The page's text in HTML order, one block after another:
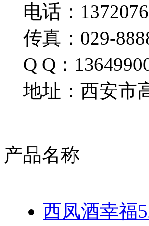
电话：
传真：029-
Q Q：
地址：西安市
产品名称
西凤酒幸福